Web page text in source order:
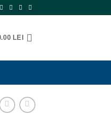
LEI